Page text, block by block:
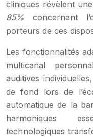
cliniques révèlent une
85% concernant
porteurs de ces
Les fonctionnalités
multicanal
auditives
de fond lors de
automatique de la
harmoniques
technologiques